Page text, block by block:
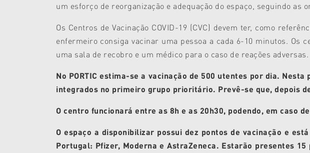
um esforço de reorganização e adequação do espaço, seguindo as
Os Centros de Vacinação COVID-19 (CVC) devem ter, como
enfermeiro consiga vacinar uma pessoa a cada 6-10 minutos. Os
uma sala de recobro e um médico para o caso de reações adversas.
No PORTIC estima-se a vacinação de 500 utentes por dia.
integrados no primeiro grupo prioritário. Prevê-se que, depois
O centro funcionará entre as 8h e as 20h30, podendo, em caso
O espaço a disponibilizar possui dez pontos de vacinação e
Portugal: Pfizer, Moderna e AstraZeneca. Estarão presentes